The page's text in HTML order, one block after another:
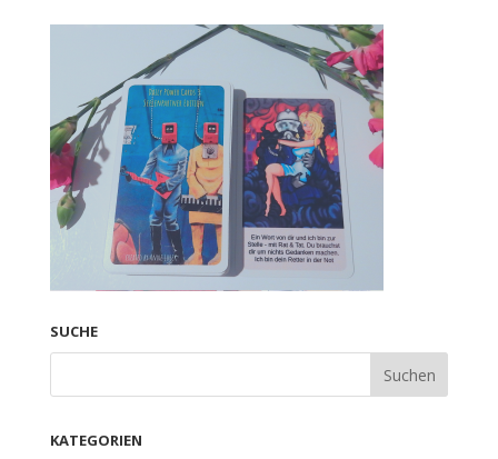
SUCHE
KATEGORIEN